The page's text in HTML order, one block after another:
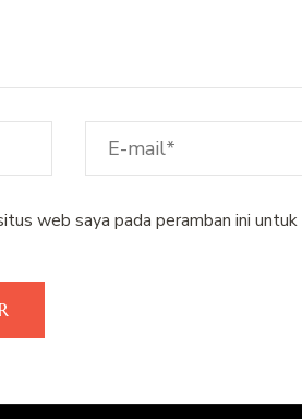
web saya pada peramban ini